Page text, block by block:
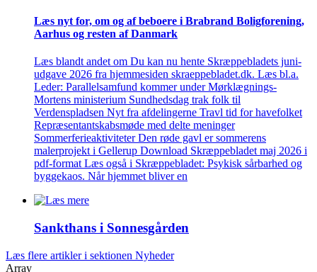
Læs nyt for, om og af beboere i Brabrand Bolig­forening,
Aarhus og resten af Danmark
Læs blandt andet om Du kan nu hente Skræppebladets juni-
udgave 2026 fra hjemmesiden skraeppebladet.dk. Læs bl.a.
Leder: Parallelsamfund kommer under Mørklægnings-
Mortens ministerium Sundhedsdag trak folk til
Verdenspladsen Nyt fra afdelingerne Travl tid for havefolket
Repræsentantskabsmøde med delte meninger
Sommerferieaktiviteter Den røde gavl er sommerens
malerprojekt i Gellerup Download Skræppebladet maj 2026 i
pdf-format Læs også i Skræppebladet: Psykisk sårbarhed og
byggekaos. Når hjemmet bliver en
Sankthans i Sonnes­gården
Læs flere artikler i sektionen Nyheder
Array